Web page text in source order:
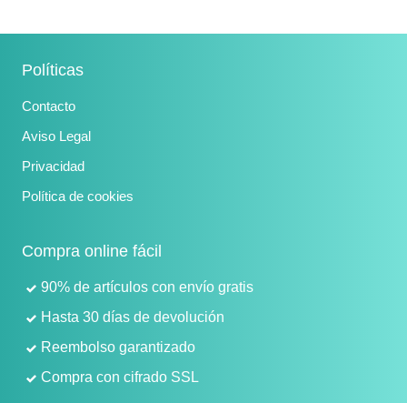
Políticas
Contacto
Aviso Legal
Privacidad
Política de cookies
Compra online fácil
90% de artículos con envío gratis
Hasta 30 días de devolución
Reembolso garantizado
Compra con cifrado SSL